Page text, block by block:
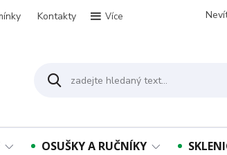
Kontakty Více
OSUŠKY A RUČNÍKY